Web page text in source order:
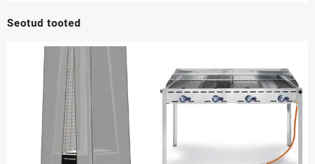
Seotud tooted